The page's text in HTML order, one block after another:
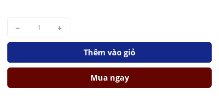
Thêm vào giỏ
Mua ngay